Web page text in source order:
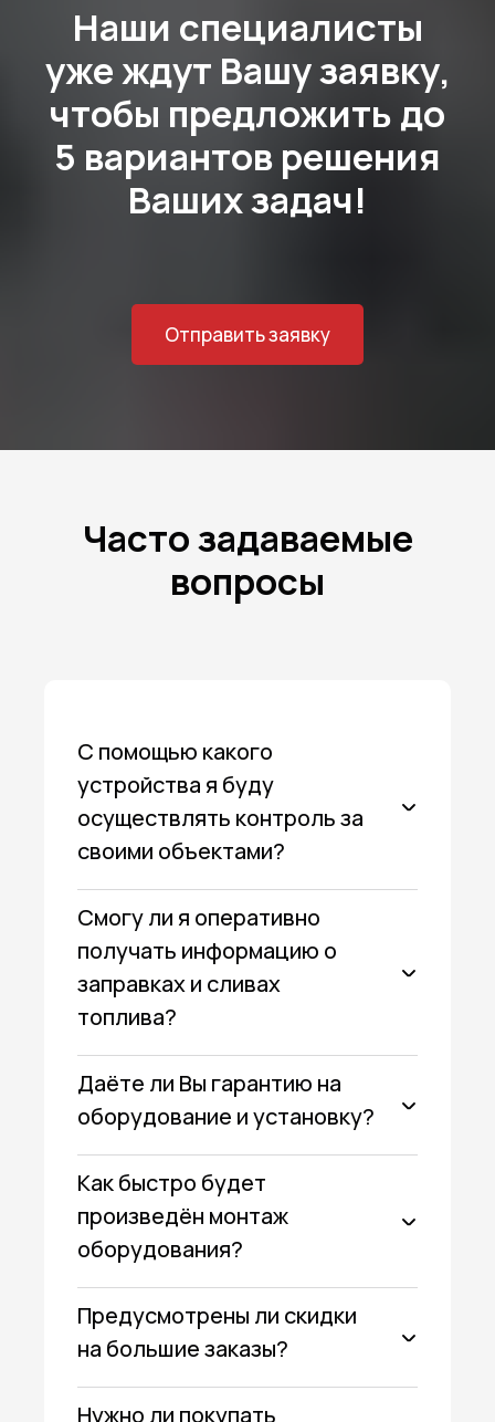
Наши специалисты
уже ждут Вашу заявку,
чтобы предложить до
5 вариантов решения
Ваших задач!
Отправить заявку
Часто задаваемые
вопросы
С помощью какого
устройства я буду
осуществлять контроль за
своими объектами?
Смогу ли я оперативно
получать информацию о
заправках и сливах
топлива?
Даёте ли Вы гарантию на
оборудование и установку?
Как быстро будет
произведён монтаж
оборудования?
Предусмотрены ли скидки
на большие заказы?
Нужно ли покупать